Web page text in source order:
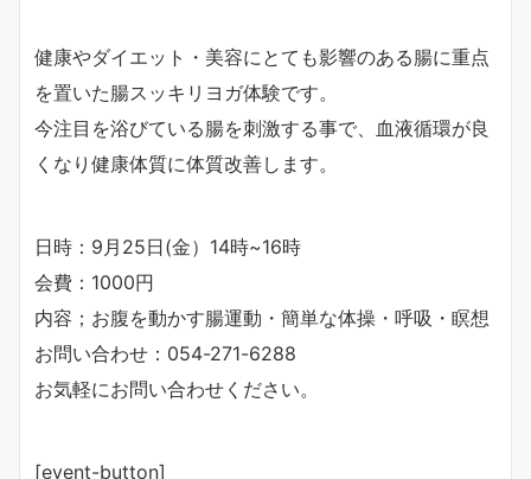
健康やダイエット・美容にとても影響のある腸に重点
を置いた腸スッキリヨガ体験です。
今注目を浴びている腸を刺激する事で、血液循環が良
くなり健康体質に体質改善します。
日時：9月25日(金）14時~16時
会費：1000円
内容；お腹を動かす腸運動・簡単な体操・呼吸・瞑想
お問い合わせ：054-271-6288
お気軽にお問い合わせください。
[event-button]